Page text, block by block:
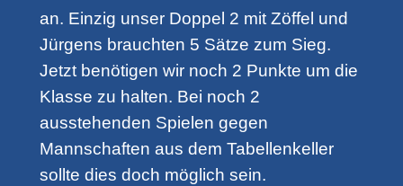
an. Einzig unser Doppel 2 mit Zöffel und
Jürgens brauchten 5 Sätze zum Sieg.
Jetzt benötigen wir noch 2 Punkte um die
Klasse zu halten. Bei noch 2
ausstehenden Spielen gegen
Mannschaften aus dem Tabellenkeller
sollte dies doch möglich sein.